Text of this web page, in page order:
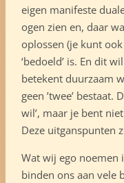
eigen manifeste
ogen zien en, daar
oplossen (je kunt
‘bedoeld’ is. En dit
betekent duurzaam
geen ’twee’
wil’, maar je bent
Deze uitganspunten
Wat wij ego noemen
binden ons aan vele